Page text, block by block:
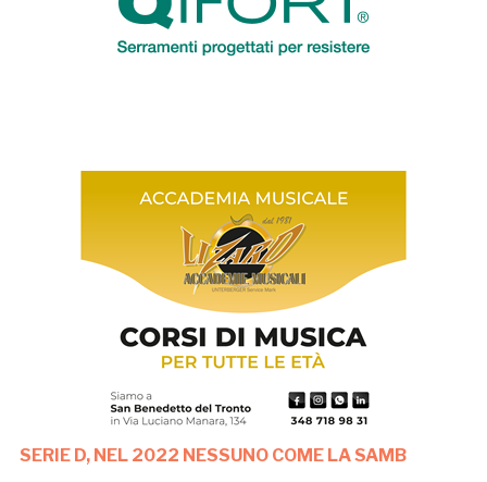
SERIE D, NEL 2022 NESSUNO COME LA SAMB